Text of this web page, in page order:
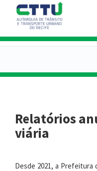
conteúdo
principal
Relatórios
viária
Desde 2021, a Prefeitura